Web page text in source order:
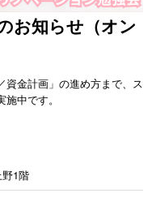
お知らせ（オン
資金計画」の進め方まで、ス
中です。
1階